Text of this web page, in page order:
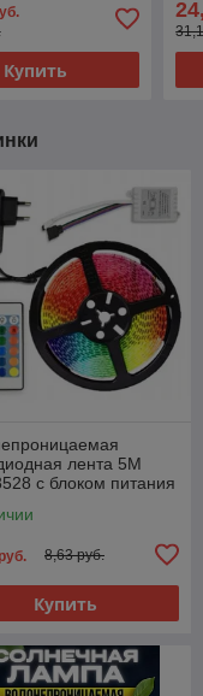
(4 шт)
Купить
лента 5M
с блоком питания
руб. 8,63 руб.
Купить